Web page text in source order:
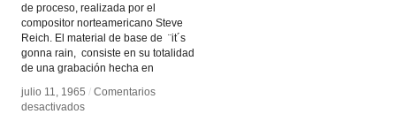
de proceso, realizada por el
compositor norteamericano Steve
Reich. El material de base de ¨it´s
gonna rain, consiste en su totalidad
de una grabación hecha en
julio 11, 1965 / Comentarios
desactivadosen
julio 11, 1965 / Comentarios
desactivadosen